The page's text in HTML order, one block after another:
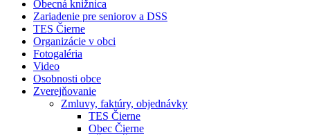
Obecná knižnica
Zariadenie pre seniorov a DSS
TES Čierne
Organizácie v obci
Fotogaléria
Video
Osobnosti obce
Zverejňovanie
Zmluvy, faktúry, objednávky
TES Čierne
Obec Čierne